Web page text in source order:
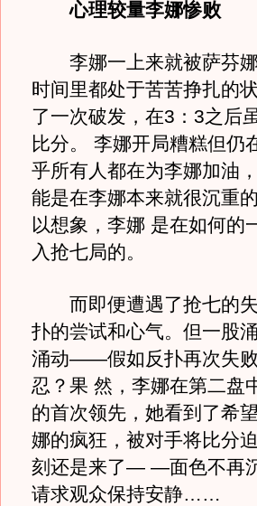
心理较量李娜惨败
李娜一上来就被萨芬娜
时间里都处于苦苦挣扎的
了一次破发，在3：3之后
比分。 李娜开局糟糕但仍
乎所有人都在为李娜加油
能是在李娜本来就很沉重
以想象，李娜 是在如何的
入抢七局的。
而即便遭遇了抢七的失
扑的尝试和心气。但一股
涌动——假如反扑再次失
忍？果 然，李娜在第二盘
的首次领先，她看到了希
娜的疯狂，被对手将比分
刻还是来了— —面色不再
请求观众保持安静……